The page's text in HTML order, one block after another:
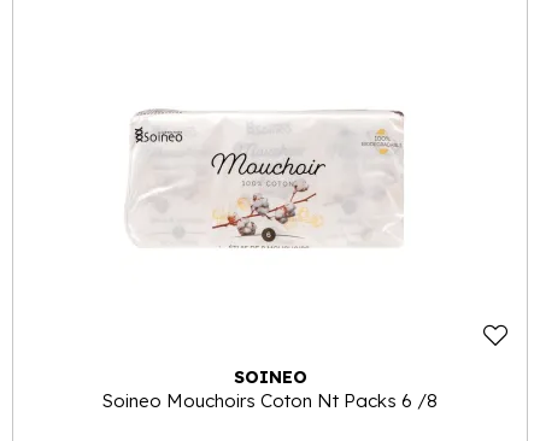
SOINEO
Soineo Mouchoirs Coton Nt Packs 6 /8